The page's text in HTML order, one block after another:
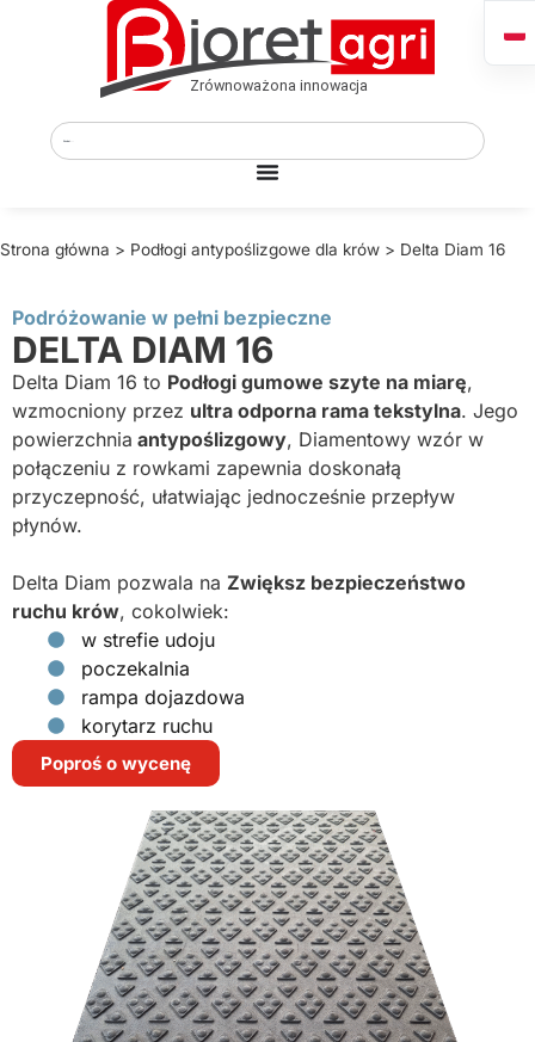
Strona główna > Podłogi antypoślizgowe dla krów > Delta Diam 16
Podróżowanie w pełni bezpieczne
DELTA DIAM 16
Delta Diam 16 to Podłogi gumowe szyte na miarę,
wzmocniony przez ultra odporna rama tekstylna. Jego
powierzchnia antypoślizgowy, Diamentowy wzór w
połączeniu z rowkami zapewnia doskonałą
przyczepność, ułatwiając jednocześnie przepływ
płynów.
Delta Diam pozwala na Zwiększ bezpieczeństwo
ruchu krów, cokolwiek:
w strefie udoju
poczekalnia
rampa dojazdowa
korytarz ruchu
Poproś o wycenę